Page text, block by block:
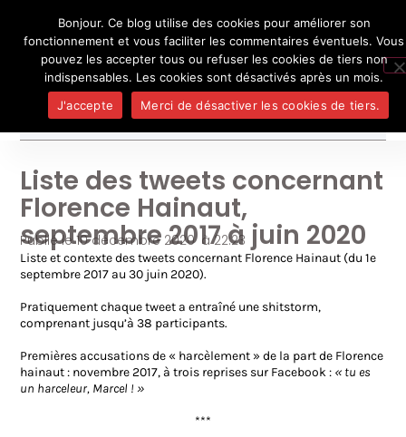
UN BLOG DESEL
Je pense, donc je ne suis personne
Médias
Liste des tweets concernant
Florence Hainaut,
septembre 2017 à juin 2020
Publié le10 décembre 2020 à 22:23
Liste et contexte des tweets concernant Florence Hainaut (du 1e
septembre 2017 au 30 juin 2020).
Pratiquement chaque tweet a entraîné une shitstorm,
comprenant jusqu’à 38 participants.
Premières accusations de « harcèlement » de la part de Florence
hainaut : novembre 2017, à trois reprises sur Facebook : « tu es
un harceleur, Marcel ! »
***
Bonjour. Ce blog utilise des cookies pour améliorer son
fonctionnement et vous faciliter les commentaires éventuels. Vous
pouvez les accepter tous ou refuser les cookies de tiers non
indispensables. Les cookies sont désactivés après un mois.
J'accepte
Merci de désactiver les cookies de tiers.